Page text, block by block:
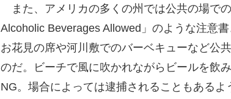
また、アメリカの多くの州では公共の場で
Alcoholic Beverages Allowed」のような注意
お花見の席や河川敷でのバーベキューなど公
のだ。ビーチで風に吹かれながらビールを飲
NG。場合によっては逮捕されることもある